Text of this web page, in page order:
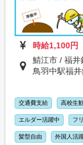
時給1,100円
鯖江市 / 福井
鳥羽中駅福
交通費支給 高校生
エルダー活躍中 フ
髪型自由 外国人活